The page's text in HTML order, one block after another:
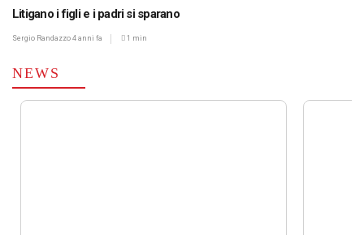
Litigano i figli e i padri si sparano
Sergio Randazzo 4 anni fa 1 min
NEWS